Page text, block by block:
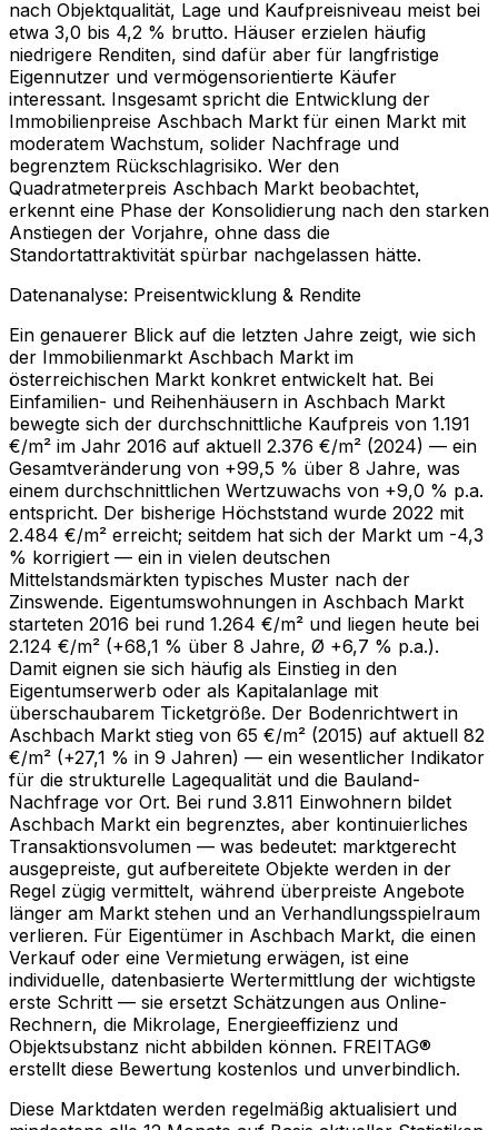
nach Objektqualität, Lage und Kaufpreisniveau meist bei
etwa 3,0 bis 4,2 % brutto. Häuser erzielen häufig
niedrigere Renditen, sind dafür aber für langfristige
Eigennutzer und vermögensorientierte Käufer
interessant. Insgesamt spricht die Entwicklung der
Immobilienpreise Aschbach Markt für einen Markt mit
moderatem Wachstum, solider Nachfrage und
begrenztem Rückschlagrisiko. Wer den
Quadratmeterpreis Aschbach Markt beobachtet,
erkennt eine Phase der Konsolidierung nach den starken
Anstiegen der Vorjahre, ohne dass die
Standortattraktivität spürbar nachgelassen hätte.
Datenanalyse: Preisentwicklung & Rendite
Ein genauerer Blick auf die letzten Jahre zeigt, wie sich
der Immobilienmarkt Aschbach Markt im
österreichischen Markt konkret entwickelt hat. Bei
Einfamilien- und Reihenhäusern in Aschbach Markt
bewegte sich der durchschnittliche Kaufpreis von 1.191
€/m² im Jahr 2016 auf aktuell 2.376 €/m² (2024) — ein
Gesamtveränderung von +99,5 % über 8 Jahre, was
einem durchschnittlichen Wertzuwachs von +9,0 % p.a.
entspricht. Der bisherige Höchststand wurde 2022 mit
2.484 €/m² erreicht; seitdem hat sich der Markt um -4,3
% korrigiert — ein in vielen deutschen
Mittelstandsmärkten typisches Muster nach der
Zinswende. Eigentumswohnungen in Aschbach Markt
starteten 2016 bei rund 1.264 €/m² und liegen heute bei
2.124 €/m² (+68,1 % über 8 Jahre, Ø +6,7 % p.a.).
Damit eignen sie sich häufig als Einstieg in den
Eigentumserwerb oder als Kapitalanlage mit
überschaubarem Ticketgröße. Der Bodenrichtwert in
Aschbach Markt stieg von 65 €/m² (2015) auf aktuell 82
€/m² (+27,1 % in 9 Jahren) — ein wesentlicher Indikator
für die strukturelle Lagequalität und die Bauland-
Nachfrage vor Ort. Bei rund 3.811 Einwohnern bildet
Aschbach Markt ein begrenztes, aber kontinuierliches
Transaktionsvolumen — was bedeutet: marktgerecht
ausgepreiste, gut aufbereitete Objekte werden in der
Regel zügig vermittelt, während überpreiste Angebote
länger am Markt stehen und an Verhandlungsspielraum
verlieren. Für Eigentümer in Aschbach Markt, die einen
Verkauf oder eine Vermietung erwägen, ist eine
individuelle, datenbasierte Wertermittlung der wichtigste
erste Schritt — sie ersetzt Schätzungen aus Online-
Rechnern, die Mikrolage, Energieeffizienz und
Objektsubstanz nicht abbilden können. FREITAG®
erstellt diese Bewertung kostenlos und unverbindlich.
Diese Marktdaten werden regelmäßig aktualisiert und